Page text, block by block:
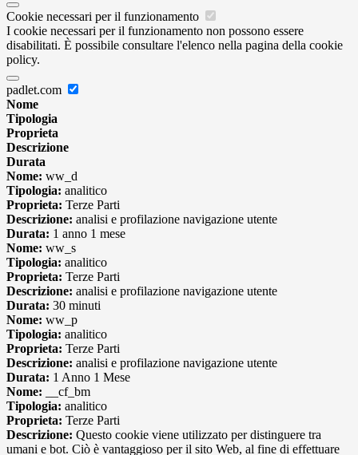
Cookie necessari per il funzionamento
I cookie necessari per il funzionamento non possono essere
disabilitati. È possibile consultare l'elenco nella pagina della cookie
policy.
padlet.com
Nome
Tipologia
Proprieta
Descrizione
Durata
Nome: ww_d
Tipologia: analitico
Proprieta: Terze Parti
Descrizione: analisi e profilazione navigazione utente
Durata: 1 anno 1 mese
Nome: ww_s
Tipologia: analitico
Proprieta: Terze Parti
Descrizione: analisi e profilazione navigazione utente
Durata: 30 minuti
Nome: ww_p
Tipologia: analitico
Proprieta: Terze Parti
Descrizione: analisi e profilazione navigazione utente
Durata: 1 Anno 1 Mese
Nome: __cf_bm
Tipologia: analitico
Proprieta: Terze Parti
Descrizione: Questo cookie viene utilizzato per distinguere tra
umani e bot. Ciò è vantaggioso per il sito Web, al fine di effettuare